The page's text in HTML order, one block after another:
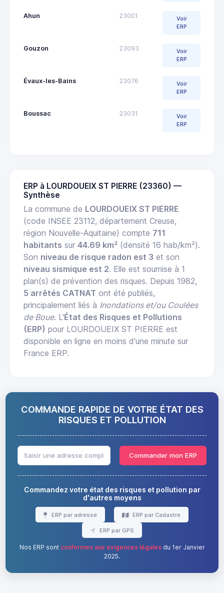
Ahun 23001
Voir
ERP
Gouzon 23093
Voir
ERP
Évaux-les-Bains 23076
Voir
ERP
Boussac 23031
Voir
ERP
ERP à LOURDOUEIX ST PIERRE (23360) —
Synthèse
La commune de LOURDOUEIX ST PIERRE
(code INSEE 23112, département Creuse,
région Nouvelle-Aquitaine) compte 711
habitants sur 44.69 km² (densité 16 hab/km²).
Son niveau de risque radon est 3 et son
niveau sismique est 2. Elle est soumise à 1
plan(s) de prévention des risques. Depuis 1982,
5 arrêtés CATNAT ont été publiés,
principalement liés à Inondations et/ou Coulées
de Boue. L'État des Risques et Pollutions
(ERP) pour LOURDOUEIX ST PIERRE est
disponible en ligne en moins d'une minute sur
France ERP.
COMMANDE RAPIDE DE VOTRE ÉTAT DES
RISQUES ET POLLUTION
Commander mon ERP
Commandez votre état des risques et pollution par
d'autres moyens
ERP par adresse ERP par Cadastre
ERP par GPS
Nos ERP sont conformes aux exigences légalesdu 1er Janvier
2025.